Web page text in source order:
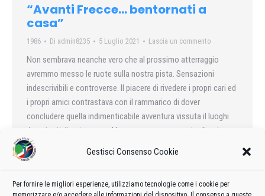
Gestisci Consenso Cookie
Per fornire le migliori esperienze, utilizziamo tecnologie come i cookie per
“Avanti Frecce… bentornati a
casa”
1986 Di admin8235 5 Luglio 2021 Lascia un commento
Non sembrava neanche vero che al prossimo atterraggio
avremmo messo le ruote sulla nostra pista. Sensazioni
indescrivibili e controverse. Il piacere di rivedere i propri cari ed
i propri amici contrastava con il rammarico di dover
concludere quella indimenticabile avventura vissuta il luoghi
dove tanti di noi non avrebbero nemmeno sognato di poter un
giorno mettere piede.